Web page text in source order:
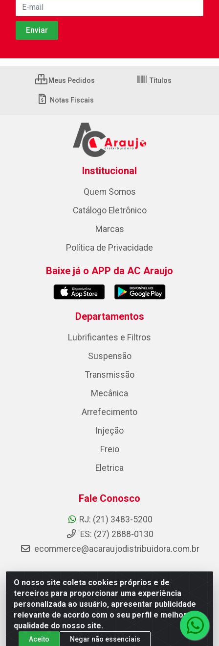
O nosso site coleta cookies próprios e de
terceiros para proporcionar uma experiência
personalizada ao usuário, apresentar publicidade
relevante de acordo com o seu perfil e melhorar a
qualidade do nosso site.
Aceito Negar não essenciais
Meus Pedidos Títulos
Notas Fiscais
Institucional
Quem Somos
Catálogo Eletrônico
Marcas
Política de Privacidade
Baixe já o APP da AC Araujo
Departamentos
Lubrificantes e Filtros
Suspensão
Transmissão
Mecânica
Arrefecimento
Injeção
Freio
Eletrica
Fale Conosco
RJ: (21) 3483-5200
ES: (27) 2888-0130
ecommerce@acaraujodistribuidora.com.br
AC Araujo Distribuidora - Rua Carneiro de Campos, 42 -
São Cristóvão, Rio de Janeiro/RJ - CEP 20.920-410 -
CNPJ 08.744.753/0003-85